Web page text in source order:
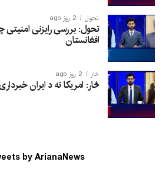
تحول 2 روز ago
تحول: بررسی رایزنی امنیتی
افغانستان
څار 2 روز ago
څار: امریکا ته د ایران خبرداری
by ArianaNews_